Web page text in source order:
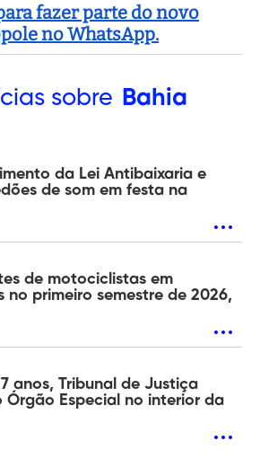
fazer parte do novo
no WhatsApp.
sobre Bahia
da Lei Antibaixaria e
de som em festa na
de motociclistas em
no primeiro semestre de 2026,
anos, Tribunal de Justiça
Órgão Especial no interior da